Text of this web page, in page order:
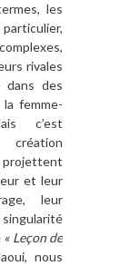
les
rivales
dans des
femme-
c’est
projettent
et leur
leur
« Leçon de
nous